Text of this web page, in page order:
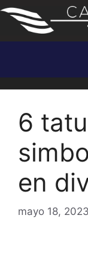
Saltar
contenido
6
en
mayo 18, 2023